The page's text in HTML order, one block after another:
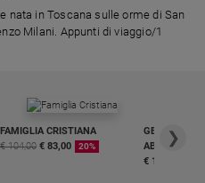
nata in Toscana sulle orme di San
Milani. Appunti di viaggio/1
FAMIGLIA CRISTIANA
€ 104,00 € 83,00 20%
GBABY
€ 16,99
❯